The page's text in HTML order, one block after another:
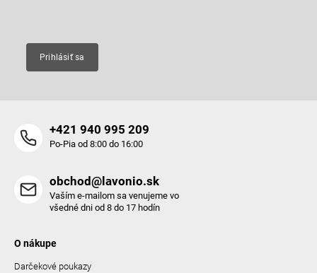
Prihlásiť sa
+421 940 995 209
Po-Pia od 8:00 do 16:00
obchod@lavonio.sk
Vaším e-mailom sa venujeme vo
všedné dni od 8 do 17 hodín
O nákupe
Darčekové poukazy